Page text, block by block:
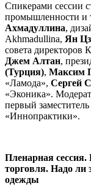
Спикерами сессии
промышленности и
Ахмадуллина,
Akhmadullina, Ян
совета директоров
Джем Алтан,
(Турция), Максим
«Ламода», Сергей
«Эконика».
первый
«Иннопрактики».
Пленарная
торговля. Надо
одежды